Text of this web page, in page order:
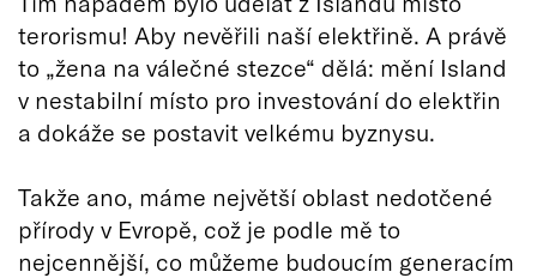
terorismu! Aby nevěřili naší elektřině. A právě
to „žena na válečné stezce“ dělá: mění Island
v nestabilní místo pro investování do elektřin
a dokáže se postavit velkému byznysu.
Takže ano, máme největší oblast nedotčené
přírody v Evropě, což je podle mě to
nejcennější, co můžeme budoucím generacím